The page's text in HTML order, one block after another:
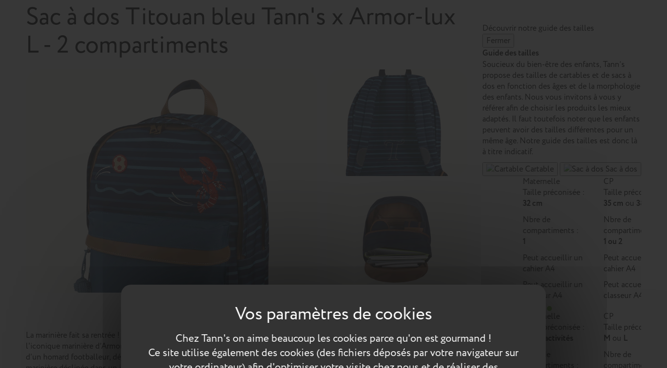
Chez Tann's on aime beaucoup les cookies parce qu'on est gourmand !
Ce site utilise également des cookies (des fichiers déposés par votre navigateur sur
Sac à dos Titouan bleu Tann's x Armor-lux
L - 2 compartiments
Découvrir notre guide des tailles
Fermer
Guide des tailles
Soucieux du bien-être des enfants, Tann’s
propose des tailles de cartables et de sacs à
dos en fonction des âges et de la morphologie
des enfants. Nous vous invitons à vous y
référer afin de choisir les produits les mieux
adaptés. Il faut toutefois noter que les enfants
peuvent avoir des tailles différentes pour un
même âge. Notre guide des tailles est donc là
à titre indicatif.
Cartable
Sac à dos
Maternelle
Taille préconisée :
32 cm
Nbre de
compartiments :
1
Peut accueillir un
cahier A4
Peut accueillir un
CP
Taille préconisée :
35 cm ou 38 cm
Nbre de
compartiments :
1 ou 2
Peut accueillir un
cahier A4
Peut accueillir un
classeur A4
CP
Taille préconisée :
M ou L
Nbre de
compartiments :
La marinière fait sa rentrée ! Pour leur première collaboration, Tann’s et Armor-lux ont relevé le défi de créer des gammes mêlant
l'iconique marinière d’Armor-lux avec le style unique des modèles Tann’s. Le sac à dos Titouan arbore fièrement une broderie
d’un homard footballeur, déjà la star des cours de récréation ! Comme au gré des vagues, son ballon en gomme rebondi sur la